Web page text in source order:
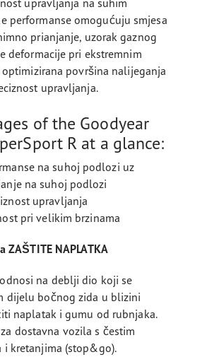
upravljanja na suhim
performanse omogućuju smjesa
prianjanje, uzorak gaznog
deformacije pri ekstremnim
površina nalijeganja
upravljanja.
of the Goodyear
R at a glance:
na suhoj podlozi uz
na suhoj podlozi
upravljanja
pri velikim brzinama
ZAŠTITE NAPLATKA
na deblji dio koji se
dijelu bočnog zida u blizini
naplatak i gumu od rubnjaka.
dostavna vozila s čestim
i kretanjima (stop&go).